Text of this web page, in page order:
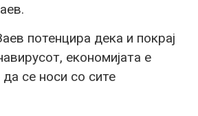
потенцира дека и покрај
економијата е
се носи со сите